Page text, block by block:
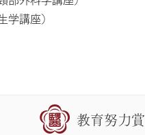
講座）
教育努力賞